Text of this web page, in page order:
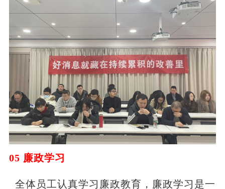
05 廉政学习
全体员工认真学习廉政教育，廉政学习是一